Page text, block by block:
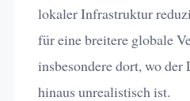
lokaler Infrastruktur
für eine breitere globale
insbesondere dort, wo der
hinaus unrealistisch ist.